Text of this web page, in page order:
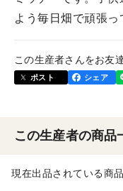
よう毎日畑で頑張っ
この生産者さんをお友
ポスト シェア
この生産者の商品
現在出品されている商